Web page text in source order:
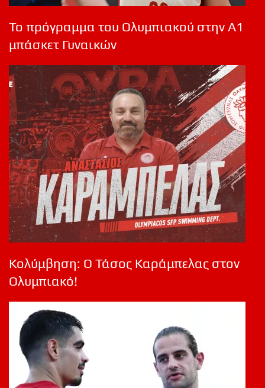
Το πρόγραμμα του Ολυμπιακού στην Α1
μπάσκετ Γυναικών
Κολύμβηση: Ο Τάσος Καράμπελας στον
Ολυμπιακό!